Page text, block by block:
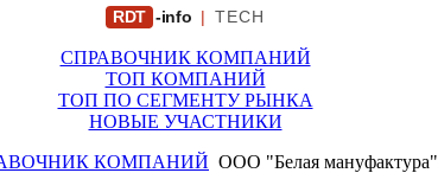
RDT -info | TECH
СПРАВОЧНИК КОМПАНИЙ
ТОП КОМПАНИЙ
ТОП ПО СЕГМЕНТУ РЫНКА
НОВЫЕ УЧАСТНИКИ
КОМПАНИЙ ООО "Белая мануфактура"